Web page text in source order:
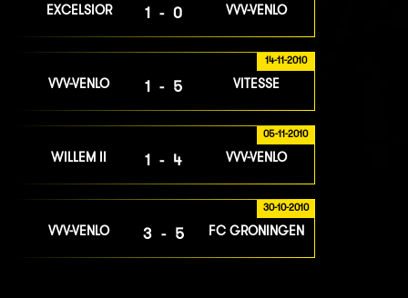
EXCELSIOR 1-0 VVV-VENLO
14-11-2010
VVV-VENLO 1-5 VITESSE
05-11-2010
WILLEM II 1-4 VVV-VENLO
30-10-2010
VVV-VENLO 3-5 FC GRONINGEN